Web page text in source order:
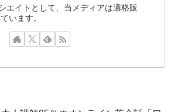
エイトとして、当メディアは適格販
います。